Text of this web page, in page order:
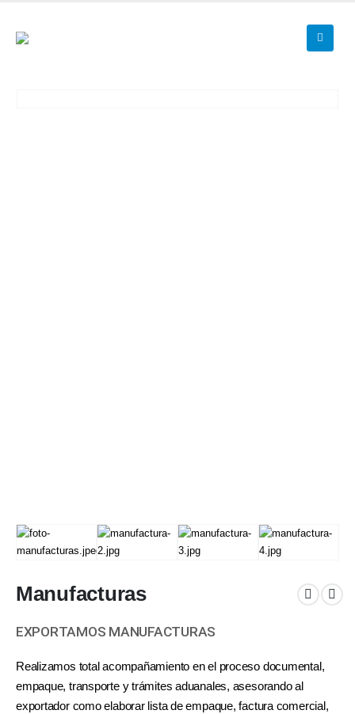
Manufacturas
EXPORTAMOS MANUFACTURAS
Realizamos total acompañamiento en el proceso documental,
empaque, transporte y trámites aduanales, asesorando al
exportador como elaborar lista de empaque, factura comercial,